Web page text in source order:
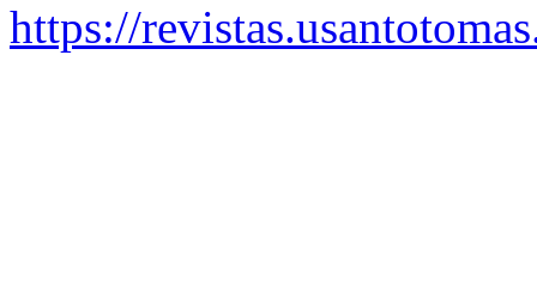
https://